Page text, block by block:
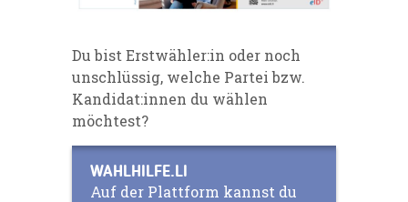
Du bist Erstwähler:in oder noch
unschlüssig, welche Partei bzw.
Kandidat:innen du wählen
möchtest?
WAHLHILFE.LI
Auf der Plattform kannst du